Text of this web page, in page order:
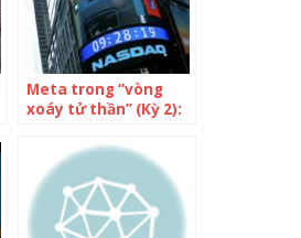
Meta trong “vòng
xoáy tử thần” (Kỳ 2):
Zuckerberg